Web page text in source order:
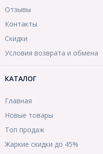
Отзывы
Контакты
Скидки
Условия возврата и обмена
КАТАЛОГ
Главная
Новые товары
Топ продаж
Жаркие скидки до 45%